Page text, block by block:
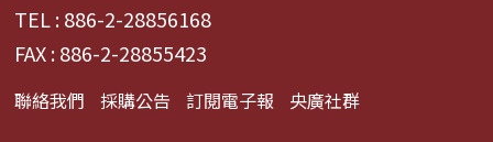
TEL : 886-2-28856168
FAX : 886-2-28855423
聯絡我們 採購公告 訂閱電子報 央廣社群